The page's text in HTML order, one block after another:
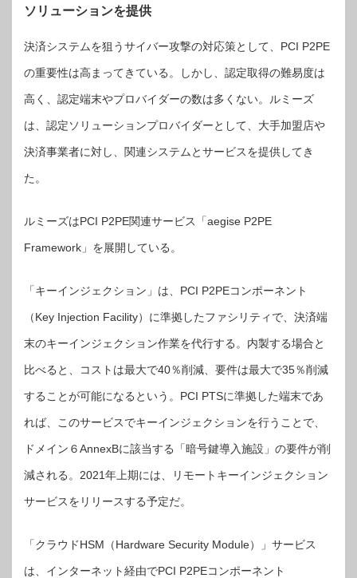
ソリューションを提供
決済システムを狙うサイバー攻撃の対応策として、PCI P2PE
の重要性は高まってきている。しかし、認定取得の難易度は
高く、認定端末やプロバイダーの数は多くない。ルミーズ
は、認定ソリューションプロバイダーとして、大手加盟店や
決済事業者に対し、関連システムとサービスを提供してき
た。
ルミーズはPCI P2PE関連サービス「aegise P2PE
Framework」を展開している。
「キーインジェクション」は、PCI P2PEコンポーネント
（Key Injection Facility）に準拠したファシリティで、決済端
末のキーインジェクション作業を代行する。内製する場合と
比べると、コストは最大で40％削減、要件は最大で35％削減
することが可能になるという。PCI PTSに準拠した端末であ
れば、このサービスでキーインジェクションを行うことで、
ドメイン６AnnexBに該当する「暗号鍵導入施設」の要件が削
減される。2021年上期には、リモートキーインジェクション
サービスをリリースする予定だ。
「クラウドHSM（Hardware Security Module）」サービス
は、インターネット経由でPCI P2PEコンポーネント